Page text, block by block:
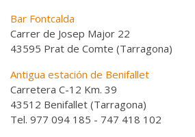
Bar Fontcalda
Carrer de Josep Major 22
43595 Prat de Comte (Tarragona)
Antigua estación de Benifallet
Carretera C-12 Km. 39
43512 Benifallet (Tarragona)
Tel. 977 094 185 - 747 418 102